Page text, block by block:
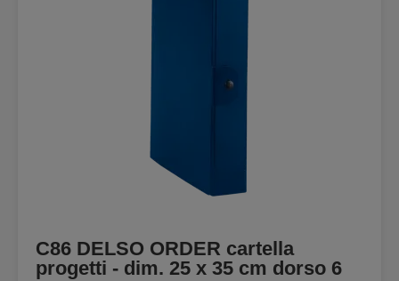
C86 DELSO ORDER cartella
progetti - dim. 25 x 35 cm dorso 6